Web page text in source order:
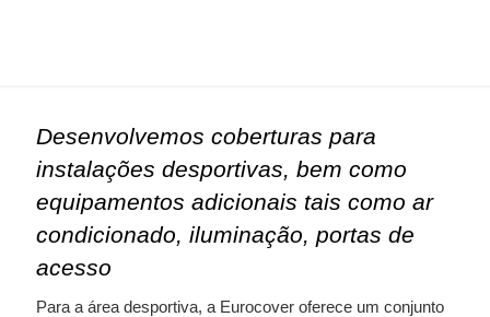
Desenvolvemos coberturas para
instalações desportivas, bem como
equipamentos adicionais tais como ar
condicionado, iluminação, portas de
acesso
Para a área desportiva, a Eurocover oferece um conjunto